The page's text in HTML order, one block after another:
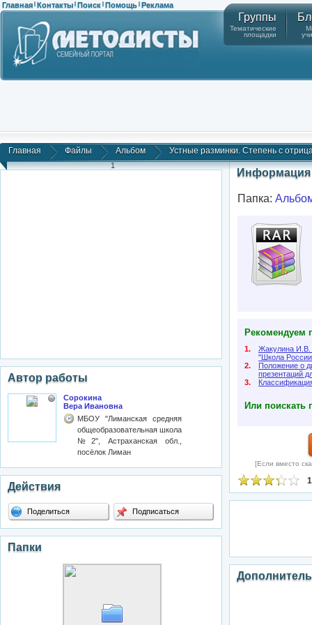
Главная | Контакты | Поиск | Помощь | Реклама
Группы
Тематические
площадки
Главная Файлы Альбом Устные разминки. Степень с
1
Автор работы
Сорокина
Вера Ивановна
МБОУ "Лиманская средняя
общеобразовательная школа
№2", Астраханская обл.,
посёлок Лиман
Действия
Поделиться Подписаться
Папки
Информация
Папка:
Рекомендуем
1.
Жакулина И.В.
"Школа
2.
Положение о
презентаций
3.
Или поискать
[Если вместо